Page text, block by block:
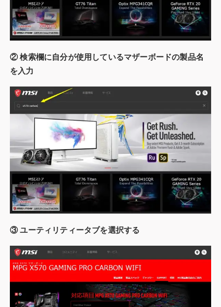
② 検索欄に自分が使用しているマザーボードの製品名
を入力
③ ユーティリティータブを選択する